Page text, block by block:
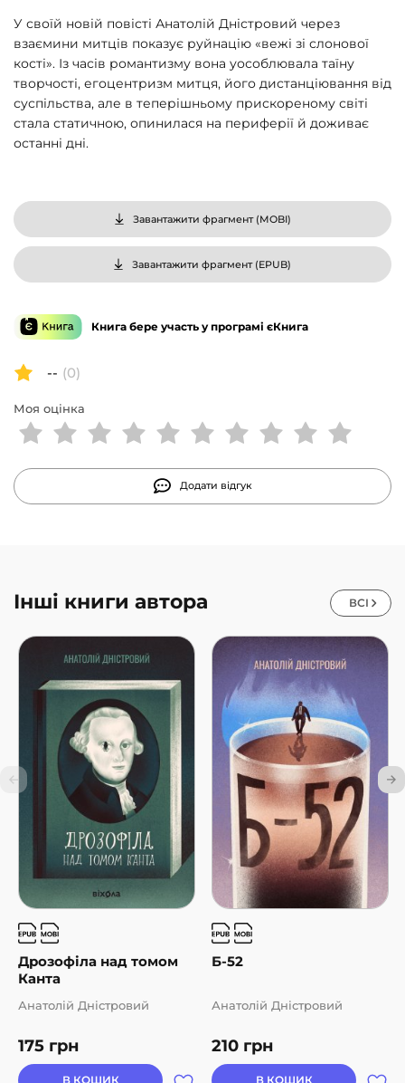
У своїй новій повісті Анатолій Дністровий через
взаємини митців показує руйнацію «вежі зі слонової
кості». Із часів романтизму вона уособлювала таїну
творчості, егоцентризм митця, його дистанціювання від
суспільства, але в теперішньому прискореному світі
стала статичною, опинилася на периферії й доживає
останні дні.
Завантажити фрагмент (MOBI)
Завантажити фрагмент (EPUB)
Книга бере участь у програмі єКнига
-- (0)
Моя оцінка
Додати відгук
Інші книги автора ВСІ
Дрозофіла над томом
Канта
175 грн
Анатолій Дністровий
В КОШИК
Б-52
210 грн
Анатолій Дністровий
В КОШИК